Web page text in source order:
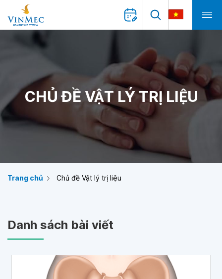
CHỦ ĐỀ VẬT LÝ TRỊ LIỆU
Trang chủ Chủ đề Vật lý trị liệu
Danh sách bài viết